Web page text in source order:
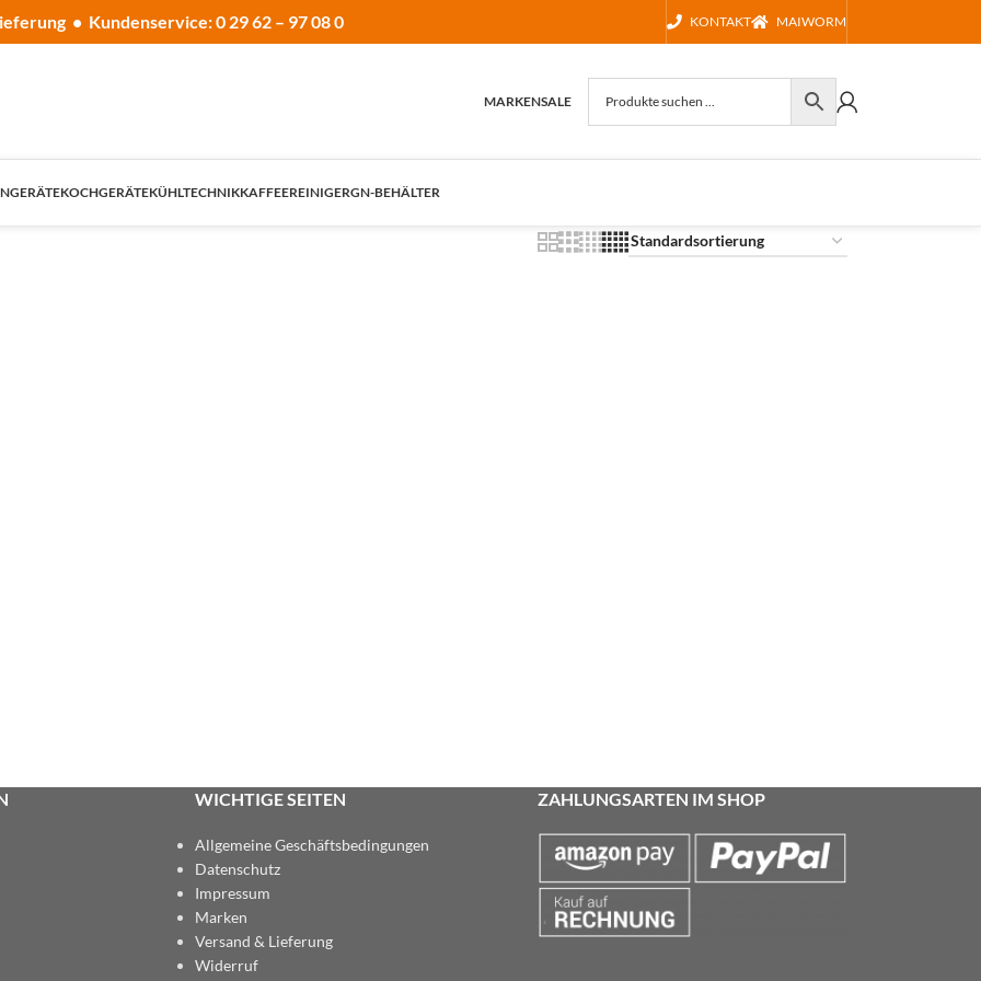
• Kundenservice: 0 29 62 – 97 08 0 KONTAKT MAIWORM
MARKENSALE
KOCHGERÄTEKÜHLTECHNIKKAFFEEREINIGERGN-BEHÄLTER
WICHTIGE SEITEN
Allgemeine Geschäftsbedingungen
Datenschutz
Impressum
Marken
Versand & Lieferung
Widerruf
ZAHLUNGSARTEN IM SHOP